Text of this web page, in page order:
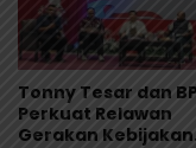
Tonny Tesar dan
Perkuat Relawan
Gerakan Kebijakan